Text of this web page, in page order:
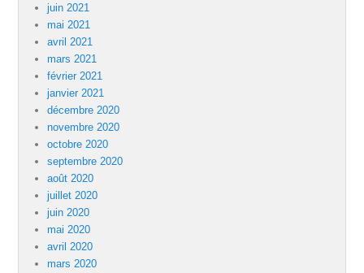
juin 2021
mai 2021
avril 2021
mars 2021
février 2021
janvier 2021
décembre 2020
novembre 2020
octobre 2020
septembre 2020
août 2020
juillet 2020
juin 2020
mai 2020
avril 2020
mars 2020